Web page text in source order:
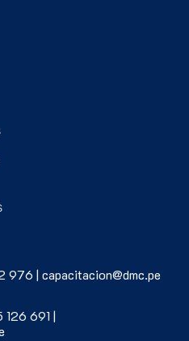
976 | capacitacion@dmc.pe
691 |